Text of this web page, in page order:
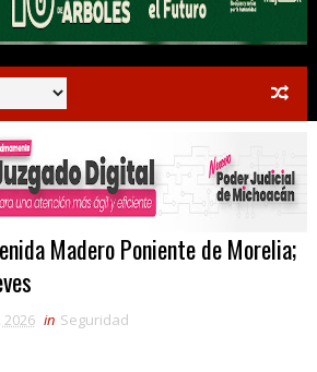
Madero Poniente de Morelia;
2026 in Seguridad